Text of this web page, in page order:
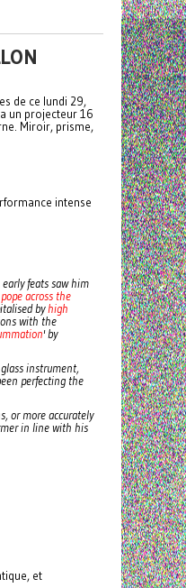
de ce lundi 29,
un projecteur 16
Miroir, prisme,
intense
feats saw him
across the
byhigh
with the
' by
instrument,
perfecting the
or more accurately
in line with his
et